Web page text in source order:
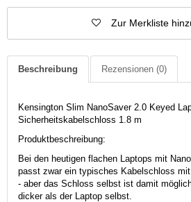
Zur Merkliste
Beschreibung Rezensionen (0)
Kensington Slim NanoSaver 2.0 Keyed
Sicherheitskabelschloss 1.8 m
Produktbeschreibung:
Bei den heutigen flachen Laptops mit
passt zwar ein typisches Kabelschloss
- aber das Schloss selbst ist damit
dicker als der Laptop selbst.